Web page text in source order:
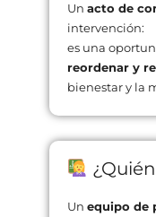
Un acto de
intervención:
es una
reordenar y
bienestar y la
Un equipo de